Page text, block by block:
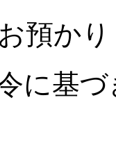
預か
に基